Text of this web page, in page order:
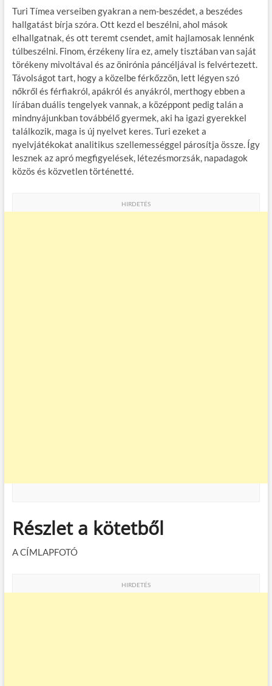
o
k
g
Turi Tímea verseiben gyakran a nem-beszédet, a beszédes
hallgatást bírja szóra. Ott kezd el beszélni, ahol mások
elhallgatnak, és ott teremt csendet, amit hajlamosak lennénk
túlbeszélni. Finom, érzékeny líra ez, amely tisztában van saját
törékeny mivoltával és az önirónia páncéljával is felvértezett.
Távolságot tart, hogy a közelbe férkőzzön, lett légyen szó
nőkről és férfiakról, apákról és anyákról, merthogy ebben a
lírában duális tengelyek vannak, a középpont pedig talán a
mindnyájunkban továbbélő gyermek, aki ha igazi gyerekkel
találkozik, maga is új nyelvet keres. Turi ezeket a
nyelvjátékokat analitikus szellemességgel párosítja össze. Így
lesznek az apró megfigyelések, létezésmorzsák, napadagok
közös és közvetlen történetté.
HIRDETÉS
Részlet a kötetből
A CÍMLAPFOTÓ
HIRDETÉS